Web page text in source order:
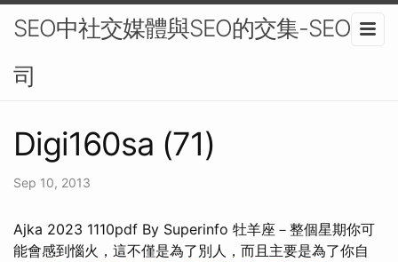
SEO中社交媒體與SEO的交集-SEO公
司
Digi160sa (71)
Sep 10, 2013
Ajka 2023 1110pdf By Superinfo 牡羊座－整個星期你可
能會感到惱火，這不僅是為了別人，而且主要是為了你自